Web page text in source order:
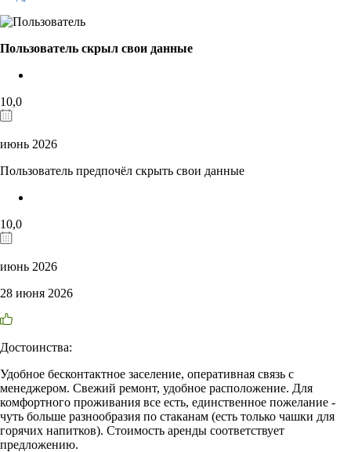
Пользователь скрыл свои данные
10,0
июнь 2026
Пользователь предпочёл скрыть свои данные
10,0
июнь 2026
28 июня 2026
Достоинства:
Удобное бесконтактное заселение, оперативная связь с
менеджером. Свежий ремонт, удобное расположение. Для
комфортного проживания все есть, единственное пожелание -
чуть больше разнообразия по стаканам (есть только чашки для
горячих напитков). Стоимость аренды соответствует
предложению.